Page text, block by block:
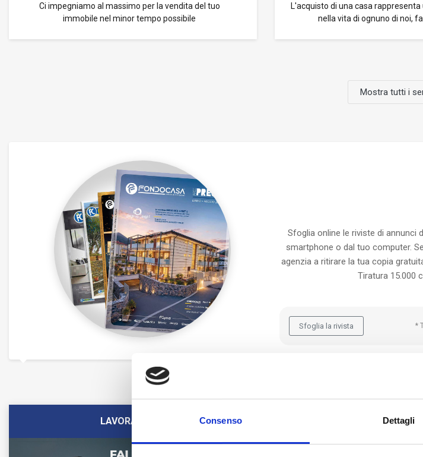
Consenso Dettagli
Ci impegniamo al massimo per la vendita del tuo
immobile nel minor tempo possibile
L'acquisto di una casa
nella vita di ognuno di noi,
Mostra tutti i
Sfoglia online le riviste di annunci
smartphone o dal tuo computer.
agenzia a ritirare la tua copia
Tiratura 15.000
Sfoglia la rivista *
LAVORA CON NOI